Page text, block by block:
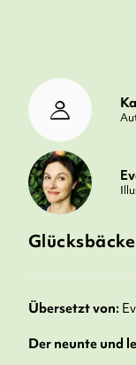
Übersetzt von:
Der neunte und